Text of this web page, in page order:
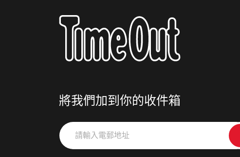
將我們加到你的收件箱
請
輸